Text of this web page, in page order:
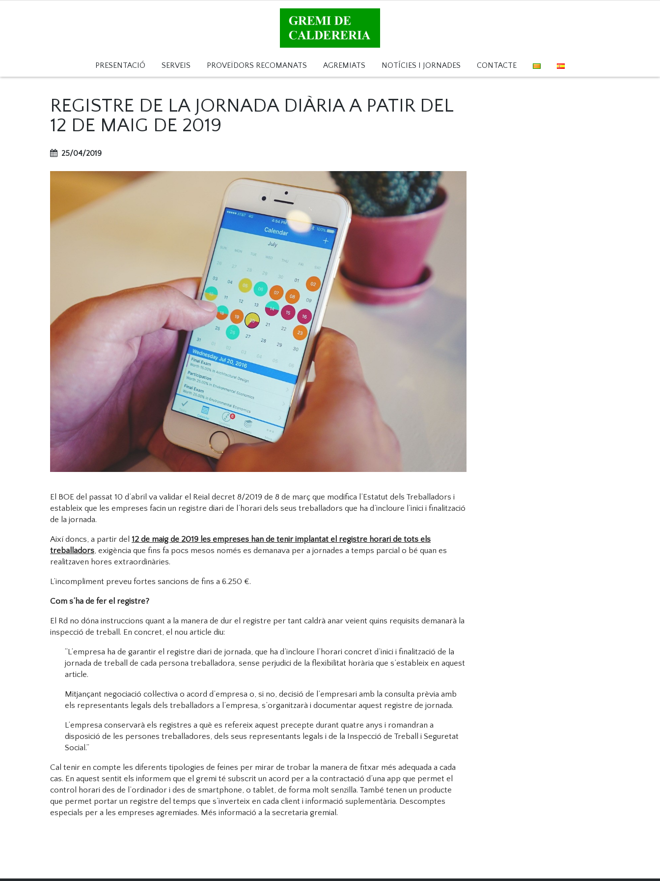
PRESENTACIÓ SERVEIS PROVEÏDORS RECOMANATS AGREMIATS NOTÍCIES I JORNADES CONTACTE
REGISTRE DE LA JORNADA DIÀRIA A PATIR DEL
12 DE MAIG DE 2019
25/04/2019
El BOE del passat 10 d’abril va validar el Reial decret 8/2019 de 8 de març que modifica l’Estatut dels Treballadors i
estableix que les empreses facin un registre diari de l’horari dels seus treballadors que ha d’incloure l’inici i finalització
de la jornada.
Així doncs, a partir del 12 de maig de 2019 les empreses han de tenir implantat el registre horari de tots els
treballadors, exigència que fins fa pocs mesos només es demanava per a jornades a temps parcial o bé quan es
realitzaven hores extraordinàries.
L’incompliment preveu fortes sancions de fins a 6.250 €.
Com s’ha de fer el registre?
El Rd no dóna instruccions quant a la manera de dur el registre per tant caldrà anar veient quins requisits demanarà la
inspecció de treball. En concret, el nou article diu:
“L’empresa ha de garantir el registre diari de jornada, que ha d’incloure l’horari concret d’inici i finalització de la
jornada de treball de cada persona treballadora, sense perjudici de la flexibilitat horària que s’estableix en aquest
article.
Mitjançant negociació col·lectiva o acord d’empresa o, si no, decisió de l’empresari amb la consulta prèvia amb
els representants legals dels treballadors a l’empresa, s’organitzarà i documentar aquest registre de jornada.
L’empresa conservarà els registres a què es refereix aquest precepte durant quatre anys i romandran a
disposició de les persones treballadores, dels seus representants legals i de la Inspecció de Treball i Seguretat
Social.”
Cal tenir en compte les diferents tipologies de feines per mirar de trobar la manera de fitxar més adequada a cada
cas. En aquest sentit els informem que el gremi té subscrit un acord per a la contractació d’una app que permet el
control horari des de l’ordinador i des de smartphone, o tablet, de forma molt senzilla. També tenen un producte
que permet portar un registre del temps que s’inverteix en cada client i informació suplementària. Descomptes
especials per a les empreses agremiades. Més informació a la secretaria gremial.